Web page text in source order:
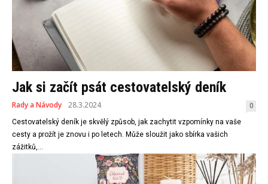
Jak si začít psát cestovatelský deník
Rady a Návody 28.3.2024 0
Cestovatelský deník je skvělý způsob, jak zachytit vzpomínky na vaše
cesty a prožít je znovu i po letech. Může sloužit jako sbírka vašich
zážitků,...